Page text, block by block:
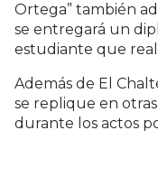
Ortega” también
se entregará un
estudiante que
Además de El
se replique en
durante los actos